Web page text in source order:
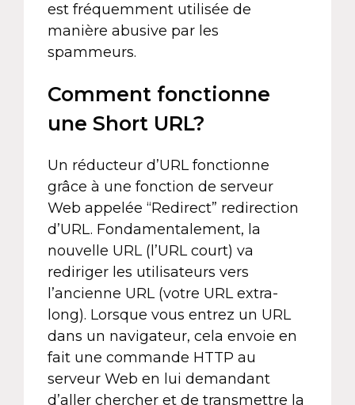
est fréquemment utilisée de
manière abusive par les
spammeurs.
Comment fonctionne
une Short URL?
Un réducteur d’URL fonctionne
grâce à une fonction de serveur
Web appelée “Redirect” redirection
d’URL. Fondamentalement, la
nouvelle URL (l’URL court) va
rediriger les utilisateurs vers
l’ancienne URL (votre URL extra-
long). Lorsque vous entrez un URL
dans un navigateur, cela envoie en
fait une commande HTTP au
serveur Web en lui demandant
d’aller chercher et de transmettre la